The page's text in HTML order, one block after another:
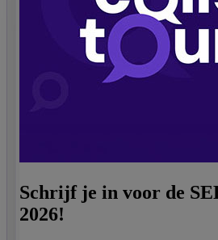
Schrijf je in voor de
2026!